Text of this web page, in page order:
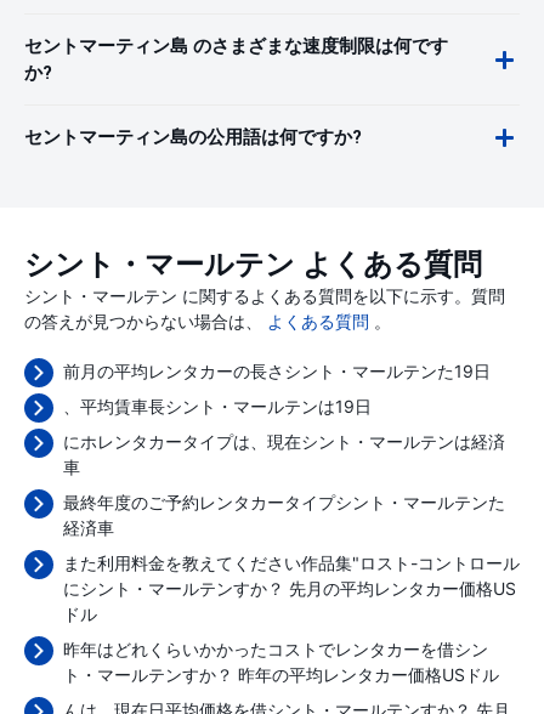
セントマーティン島 のさまざまな速度制限は何です
か?
セントマーティン島の公用語は何ですか?
シント・マールテン よくある質問
シント・マールテン に関するよくある質問を以下に示す。質問
の答えが見つからない場合は、
よくある質問 。
前月の平均レンタカーの長さシント・マールテンた19日
、平均賃車長シント・マールテンは19日
にホレンタカータイプは、現在シント・マールテンは経済
車
最終年度のご予約レンタカータイプシント・マールテンた
経済車
また利用料金を教えてください作品集"ロスト-コントロール
にシント・マールテンすか？ 先月の平均レンタカー価格US
ドル
昨年はどれくらいかかったコストでレンタカーを借シン
ト・マールテンすか？ 昨年の平均レンタカー価格USドル
んは、現在日平均価格を借シント・マールテンすか？ 先月